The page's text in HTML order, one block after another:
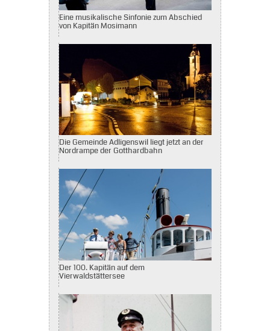
Eine musikalische Sinfonie zum Abschied
von Kapitän Mosimann
Die Gemeinde Adligenswil liegt jetzt an der
Nordrampe der Gotthardbahn
Der 100. Kapitän auf dem
Vierwaldstättersee